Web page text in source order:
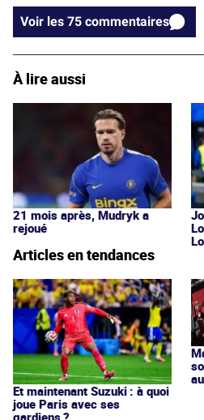
Voir les 75 commentaires
À lire aussi
21 mois après, Mudryk a
rejoué
Articles en tendances
Et maintenant Suzuki : à quoi
joue Paris avec ses
gardiens ?